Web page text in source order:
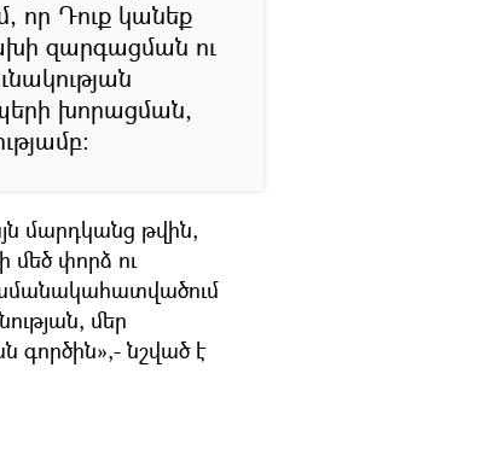
որ Դուք կանեք
զարգացման ու
խորացման,
մարդկանց թվին,
մեծ փորձ ու
մեր
գործին»,- նշված է